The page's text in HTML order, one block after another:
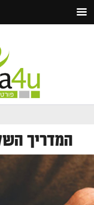
המדריך